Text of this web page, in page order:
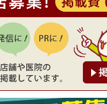
者特典1】料理全品
リアン Pia Cuore
9月30日
定②】初回割引 特価
円（メンズ専門ワ
クル））
9月30日